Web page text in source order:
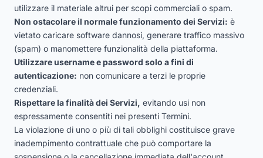
utilizzare il materiale altrui per scopi commerciali o spam.
Non ostacolare il normale funzionamento dei Servizi: è
vietato caricare software dannosi, generare traffico massivo
(spam) o manomettere funzionalità della piattaforma.
Utilizzare username e password solo a fini di
autenticazione: non comunicare a terzi le proprie
credenziali.
Rispettare la finalità dei Servizi, evitando usi non
espressamente consentiti nei presenti Termini.
La violazione di uno o più di tali obblighi costituisce grave
inadempimento contrattuale che può comportare la